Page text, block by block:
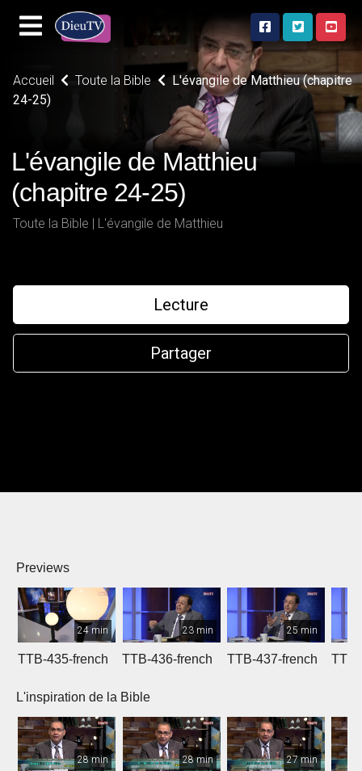
Accueil Toute la Bible
L'évangile de Matthieu (chapitre
24-25)
L'évangile de Matthieu
(chapitre 24-25)
Toute la Bible | L'évangile de Matthieu
Lecture
Partager
Previews
24 min
TTB-435-french
23 min
TTB-436-french
25 min
TTB-437-french
L'inspiration de la Bible
28 min 28 min 27 min